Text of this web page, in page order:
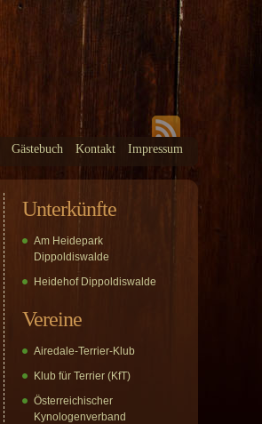
Gästebuch Kontakt Impressum
Unterkünfte
Am Heidepark
Dippoldiswalde
Heidehof Dippoldiswalde
Vereine
Airedale-Terrier-Klub
Klub für Terrier (KfT)
Österreichischer
Kynologenverband